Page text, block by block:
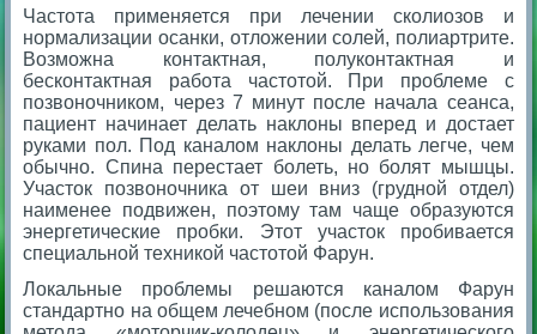
Частота применяется при лечении сколиозов и
нормализации осанки, отложении солей, полиартрите.
Возможна контактная, полуконтактная и
бесконтактная работа частотой. При проблеме с
позвоночником, через 7 минут после начала сеанса,
пациент начинает делать наклоны вперед и достает
руками пол. Под каналом наклоны делать легче, чем
обычно. Спина перестает болеть, но болят мышцы.
Участок позвоночника от шеи вниз (грудной отдел)
наименее подвижен, поэтому там чаще образуются
энергетические пробки. Этот участок пробивается
специальной техникой частотой Фарун.
Локальные проблемы решаются каналом Фарун
стандартно на общем лечебном (после использования